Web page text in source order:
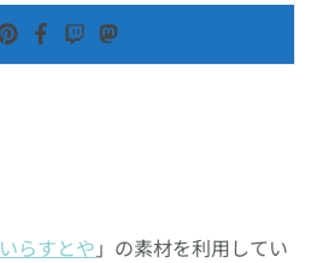
いらすとや 」の素材を利用してい